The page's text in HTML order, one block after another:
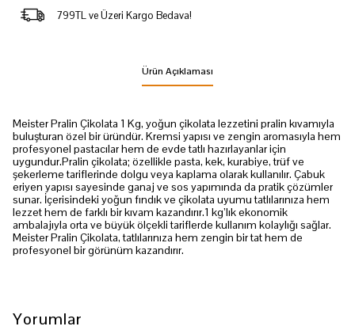
799TL ve Üzeri Kargo Bedava!
Ürün Açıklaması
Meister Pralin Çikolata 1 Kg, yoğun çikolata lezzetini pralin kıvamıyla
buluşturan özel bir üründür. Kremsi yapısı ve zengin aromasıyla hem
profesyonel pastacılar hem de evde tatlı hazırlayanlar için
uygundur.Pralin çikolata; özellikle pasta, kek, kurabiye, trüf ve
şekerleme tariflerinde dolgu veya kaplama olarak kullanılır. Çabuk
eriyen yapısı sayesinde ganaj ve sos yapımında da pratik çözümler
sunar. İçerisindeki yoğun fındık ve çikolata uyumu tatlılarınıza hem
lezzet hem de farklı bir kıvam kazandırır.1 kg’lık ekonomik
ambalajıyla orta ve büyük ölçekli tariflerde kullanım kolaylığı sağlar.
Meister Pralin Çikolata, tatlılarınıza hem zengin bir tat hem de
profesyonel bir görünüm kazandırır.
Yorumlar